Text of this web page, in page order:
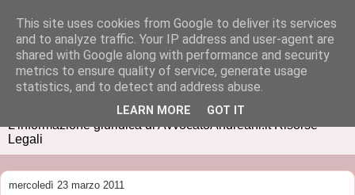
IUSPRESS
L'informazione giuridica di AvvocatoAndreani.it Risorse
Legali
mercoledì 23 marzo 2011
This site uses cookies from Google to deliver its services
and to analyze traffic. Your IP address and user-agent are
shared with Google along with performance and security
metrics to ensure quality of service, generate usage
statistics, and to detect and address abuse.
LEARN MORE GOT IT